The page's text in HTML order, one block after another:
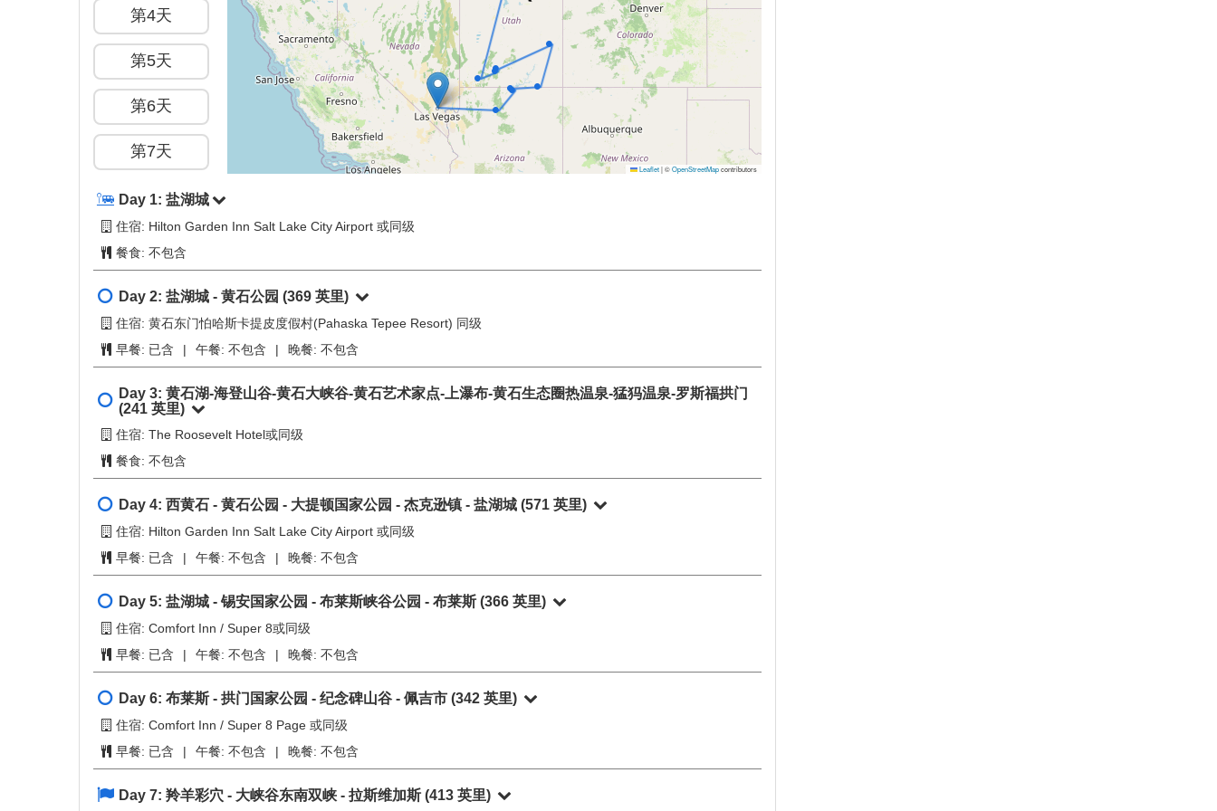
行程简介 全部收起
概览
第1天
第2天
第4天
第5天
第6天
第7天
+
Day 1:盐湖城
住宿: Hilton Garden Inn Salt Lake City Airport 或同级
餐食:
不包含
Day 2:盐湖城 - 黄石公园 (369 英里)
住宿: 黄石东门怕哈斯卡提皮度假村(Pahaska Tepee Resort) 同级
早餐:
已含 | 午餐:不包含 | 晚餐: 不包含
Day 3:黄石湖-海登山谷-黄石大峡谷-黄石艺术家点-上瀑布-黄石生态圈热温泉-猛犸温泉-罗斯福拱门
(241 英里)
餐食: 不包含
Day 4:西黄石 - 黄石公园 - 大提顿国家公园 - 杰克逊镇 - 盐湖城
早餐: 已含 | 午餐:不包含 | 晚餐:不包含